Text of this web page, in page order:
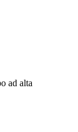
ad alta